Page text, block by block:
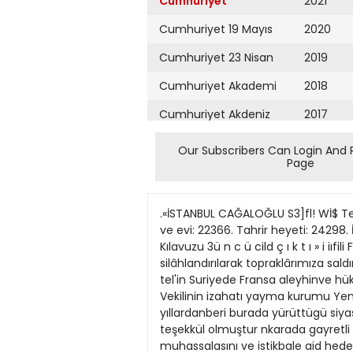
Cumhuriyet 19 Mayıs
Cumhuriyet 23 Nisan
Cumhuriyet Akademi
Cumhuriyet Akdeniz
Cumhuriyet Alışveriş
Cumhuriyet Ankara
Cumhuriyet Büyük
Taaruz
Cumhuriyet
Cumartesi
Cumhuriyet Çevre
2020
2019
2018
2017
2016
2015
2013
2011
2010
2009
Our Subscribers Can Login And
Page
.«İSTANBUL CAĞALOĞLU S3]fl! Wİ$ Telgraf ve mektub adresi: Cumhuriyet, İstanbul Posta kutusu: Istanbul, No 246 Teleîon: Başmuharrir ve evi: 22366. Tahrir heyeti: 24298. İdare ve matbaa kısmı 24299 24290 t umhuriyet Ferşembe 8 Nisan 1937 Fransısca Türkç< Büyük Dil Kılavuzu 3ü n c ü cild ç ı k t ı » i iıfili Fiatı (4,5) dört buçuk liradır. KANAAT KiTABEVi Suriye Hududunda Askerî Tedbirler Aldık Suriyede silâhlandırılarak topraklârımıza saldırılan şakiler ve onları hazırlıyanları Türkiyede lâyik oldukları akibet bekliyor Millet Meclisi bu hareketleri tel'in Suriyede Fransa aleyhinve hükumetin aldığı mukabil deki cereyan kuvvetlendi tedbirleri ittifakla tasvib etti Hukuk ilmini Dahiliye Vekilinin izahatı yayma kurumu Yeni ihtilâflar arefesinde Elkabes gazetesi: «Suriye hükumetinin karşılaştığı zorluklar, Fransanın yıllardanberi burada yürüttügü siyasetin neticesidir» diyor Bu cemiyet, Türk inkılâblarını takiben memleketimizde çok esaslı, ideal bir teşekkül olmuştur nkarada gayretli bazı hukukçulann teşkil ettikleri (Hukuk ilmini yayma kurumu) ikinci yaşını da bitirerek faaliyetlerinin muhassalasını ve istikbale aid hedef ve umudlannı çok güzel hazırlanmış canh ve heyecanlı bir raporla kendi umumî heyetine arzetmiştir. Meslekî teşekkülün bu, ilme âşık ve idealist örneği alkışlarla ve iştiyaklarla karşılanmağa lâyıktır. Hayatta insam ferd olarak düşünmeğe bile imkân yoktur. Hayatta insan ya cemiyetten bir cüz demek, yahud cemiyetin kendisi demektir. Ferdî mükemmeliyet, içtimaî tekâmülle sıkı alâkalı bir keyfiyettir. Onun için her birimiz topumuzun iyiliği için çalışmağa mecburuz. Hayat, zaten böyledir. Fakat bunu bilerek aşkla, şevkle çalışmakta eşsiz bir zevk vardır. Onun içindir ki cemiyetin medenî hayatı yükseldikçe meslekî teşekküllerin feragatli çalışmalan da alabildiğine inkişaf eder. Cemiyetin, yani mılletın sağlamhğı ferdleri arasındaki tesanüdün kuvveti derecesile mütenasibdir. Bazı idealist Türk hukukçulan Türk inkılâblarınm önlerine açtığı hududsuz denilecek kadar geniş sahanm güzelliklerile beraber binbır bahar çiçeğini andıran tenevvüüne de bakarak hayranlıklarının zevkini yalnız kendi şahıslarında bırakmamağa ve tıpkı bahçesinden etrafa demet demet, kucak kucak çiçek dağıtan bahçıvan gibi oradan hepimize bol bol irfan hediyeleri sunmağa karar vermişler ve işe de koyulmuşlardır. Yeni hayatımızda bu kıymetli vatandaşlann teşebbüsleri hiç şüphesiz en ileri meziyetli işlerden biridir. Adeta diyeceğimiz gelir ki eğer bu teşebbüs ve faaliyet meydan almasaydı Türk inkılâbları noksan kalırdı. Hukuk, insan topluluğunu